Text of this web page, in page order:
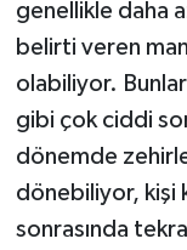
genellikle daha
belirti veren
olabiliyor.
gibi çok ciddi
dönemde
dönebiliyor, kişi
sonrasında